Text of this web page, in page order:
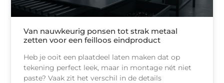
Van nauwkeurig ponsen tot strak metaal
zetten voor een feilloos eindproduct
Heb je ooit een plaatdeel laten maken dat op
tekening perfect leek, maar in montage nét niet
paste? Vaak zit het verschil in de details